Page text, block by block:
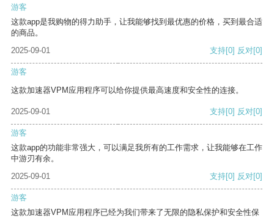
游客
这款app是我购物的得力助手，让我能够找到最优惠的价格，买到最合适
的商品。
2025-09-01
支持[0] 反对[0]
游客
这款加速器VPM应用程序可以给你提供最高速度和安全性的连接。
2025-09-01 支持[0] 反对[0]
游客
这款app的功能非常强大，可以满足我所有的工作需求，让我能够在工作
中游刃有余。
2025-09-01
支持[0] 反对[0]
游客
这款加速器VPM应用程序已经为我们带来了无限的隐私保护和安全性保